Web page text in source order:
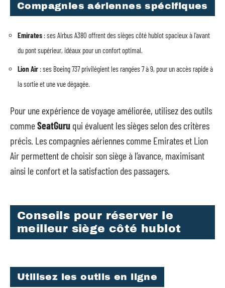
Compagnies aériennes spécifiques
Emirates : ses Airbus A380 offrent des sièges côté hublot spacieux à l’avant
du pont supérieur, idéaux pour un confort optimal.
Lion Air : ses Boeing 737 privilégient les rangées 7 à 9, pour un accès rapide à
la sortie et une vue dégagée.
Pour une expérience de voyage améliorée, utilisez des outils
commeSeatGuru qui évaluent les sièges selon des critères
précis. Les compagnies aériennes comme Emirates et Lion
Air permettent de choisir son siège à l’avance, maximisant
ainsi le confort et la satisfaction des passagers.
Conseils pour réserver le
meilleur siège côté hublot
Utilisez les outils en ligne